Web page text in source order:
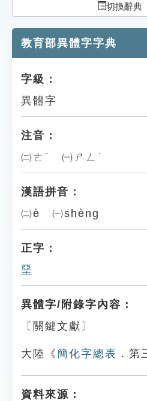
貓頭鷹博士
切換辭典
教育部異體字字典
字級：
異體字
注音：
㈡ㄜˋ ㈠ㄕㄥˋ
漢語拼音：
㈡è ㈠shèng
正字：
堊
異體字/附錄字內容：
〔關鍵文獻〕
大陸《簡化字總表 ．第
資料來源：